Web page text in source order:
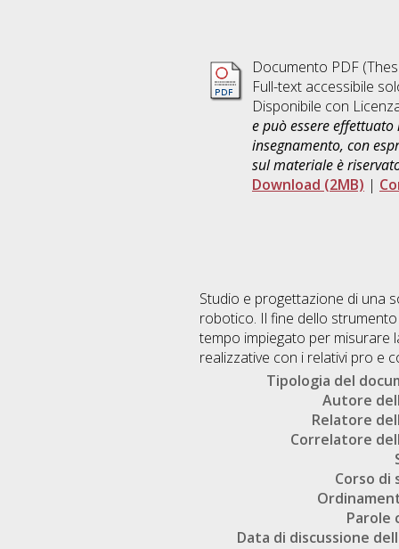
Documento PDF
Full-text accessibile
Disponibile con
e può essere
insegnamento, con
sul materiale è
Download (2MB) |
Studio e progettazione di una
robotico. Il fine dello
tempo impiegato per misurare
realizzative con i relativi pro e
Tipologia del
Autore
Relatore
Correlatore
Corso di
Parole
Data di discussione